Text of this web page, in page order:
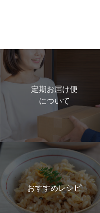
定期お届け便
について
おすすめレシピ